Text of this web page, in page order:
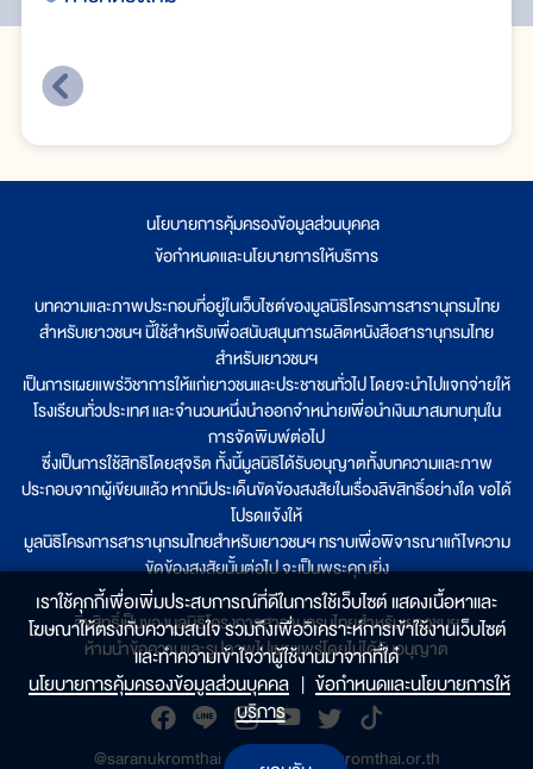
นโยบายการคุ้มครองข้อมูลส่วนบุคคล
ข้อกำหนดและนโยบายการให้บริการ
บทความและภาพประกอบที่อยู่ในเว็บไซต์ของมูลนิธิโครงการสารานุกรมไทย
สำหรับเยาวชนฯ นี้ใช้สำหรับเพื่อสนับสนุนการผลิตหนังสือสารานุกรมไทย
สำหรับเยาวชนฯ
เป็นการเผยแพร่วิชาการให้แก่เยาวชนและประชาชนทั่วไป โดยจะนำไปแจกจ่ายให้
โรงเรียนทั่วประเทศ และจำนวนหนึ่งนำออกจำหน่ายเพื่อนำเงินมาสมทบทุนใน
การจัดพิมพ์ต่อไป
ซึ่งเป็นการใช้สิทธิโดยสุจริต ทั้งนี้มูลนิธิได้รับอนุญาตทั้งบทความและภาพ
ประกอบจากผู้เขียนแล้ว หากมีประเด็นขัดข้องสงสัยในเรื่องลิขสิทธิ์อย่างใด ขอได้
โปรดแจ้งให้
มูลนิธิโครงการสารานุกรมไทยสำหรับเยาวชนฯ ทราบเพื่อพิจารณาแก้ไขความ
ขัดข้องสงสัยนั้นต่อไป จะเป็นพระคุณยิ่ง
ลิขสิทธิ์เป็นของมูลนิธิโครงการสารานุกรมไทยสำหรับเยาวชนฯ
ห้ามนำข้อความและรูปภาพไปเผยแพร่โดยไม่ได้รับอนุญาต
@saranukromthai | www.saranukromthai.or.th
เราใช้คุกกี้เพื่อเพิ่มประสบการณ์ที่ดีในการใช้เว็บไซต์ แสดงเนื้อหาและ
โฆษณาให้ตรงกับความสนใจ รวมถึงเพื่อวิเคราะห์การเข้าใช้งานเว็บไซต์
และทำความเข้าใจว่าผู้ใช้งานมาจากที่ใด๋
นโยบายการคุ้มครองข้อมูลส่วนบุคคล | ข้อกำหนดและนโยบายการให้
บริการ